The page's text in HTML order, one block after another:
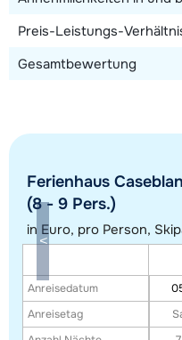
Alle Unterkünfte in
Diese Karte zeigt eine Indikation
Lage kann jedoch abweichen.
Preis-Leistungs-
Gesamtbewertung
Ferienhaus
(8 - 9 Pers.)
in Euro, pro Person,
Anreisedatum
Anreisetag